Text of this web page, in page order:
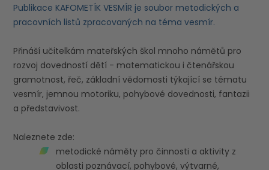
Publikace KAFOMETÍK VESMÍR je soubor metodických a
pracovních listů zpracovaných na téma vesmír.
Přináší učitelkám mateřských škol mnoho námětů pro
rozvoj dovedností dětí - matematickou i čtenářskou
gramotnost, řeč, základní vědomosti týkající se tématu
vesmír, jemnou motoriku, pohybové dovednosti, fantazii
a představivost.
Naleznete zde:
metodické náměty pro činnosti a aktivity z
oblasti poznávací, pohybové, výtvarné,